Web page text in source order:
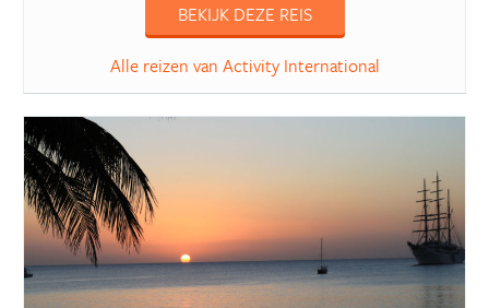
BEKIJK DEZE REIS
Alle reizen van Activity International